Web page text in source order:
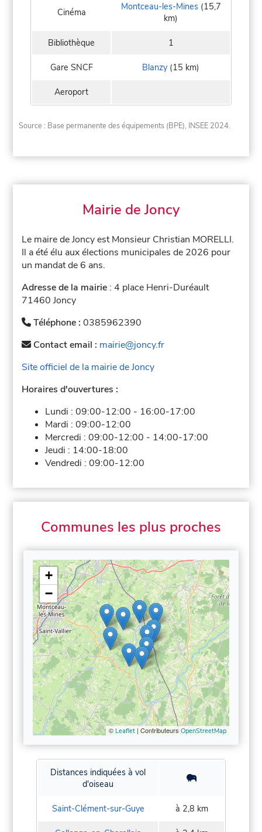
Cinéma Montceau-les-Mines(15,7
km)
Bibliothèque 1
Gare SNCF Blanzy (15 km)
Aeroport
Source : Base permanente des équipements (BPE), INSEE 2024.
Mairie de Joncy
Le maire de Joncy est Monsieur Christian MORELLI.
Il a été élu aux élections municipales de 2026 pour
un mandat de 6 ans.
Adresse de la mairie : 4 place Henri-Duréault
71460 Joncy
Téléphone :0385962390
Contact email : mairie@joncy.fr
Site officiel de la mairie de Joncy
Horaires d'ouvertures :
Lundi :09:00-12:00 - 16:00-17:00
Mardi :09:00-12:00
Mercredi :09:00-12:00 - 14:00-17:00
Jeudi : 14:00-18:00
Vendredi :09:00-12:00
Communes les plus proches
+
−
© Leaflet| Contributeurs OpenStreetMap
Distances indiquées à vol
d'oiseau
Saint-Clément-sur-Guye à 2,8 km